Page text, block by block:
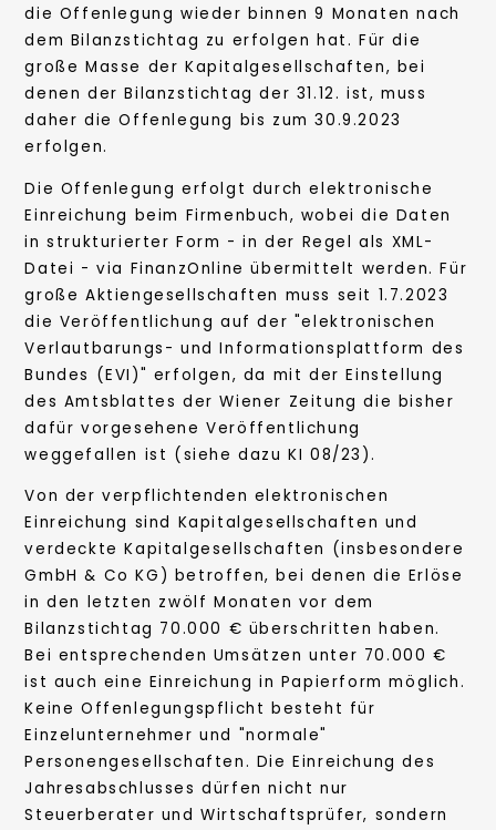
die Offenlegung wieder binnen 9 Monaten nach
dem Bilanzstichtag zu erfolgen hat. Für die
große Masse der Kapitalgesellschaften, bei
denen der Bilanzstichtag der 31.12. ist, muss
daher die Offenlegung bis zum 30.9.2023
erfolgen.
Die Offenlegung erfolgt durch elektronische
Einreichung beim Firmenbuch, wobei die Daten
in strukturierter Form - in der Regel als XML-
Datei - via FinanzOnline übermittelt werden. Für
große Aktiengesellschaften muss seit 1.7.2023
die Veröffentlichung auf der "elektronischen
Verlautbarungs- und Informationsplattform des
Bundes (EVI)" erfolgen, da mit der Einstellung
des Amtsblattes der Wiener Zeitung die bisher
dafür vorgesehene Veröffentlichung
weggefallen ist (siehe dazu KI 08/23).
Von der verpflichtenden elektronischen
Einreichung sind Kapitalgesellschaften und
verdeckte Kapitalgesellschaften (insbesondere
GmbH & Co KG) betroffen, bei denen die Erlöse
in den letzten zwölf Monaten vor dem
Bilanzstichtag 70.000 € überschritten haben.
Bei entsprechenden Umsätzen unter 70.000 €
ist auch eine Einreichung in Papierform möglich.
Keine Offenlegungspflicht besteht für
Einzelunternehmer und "normale"
Personengesellschaften. Die Einreichung des
Jahresabschlusses dürfen nicht nur
Steuerberater und Wirtschaftsprüfer, sondern